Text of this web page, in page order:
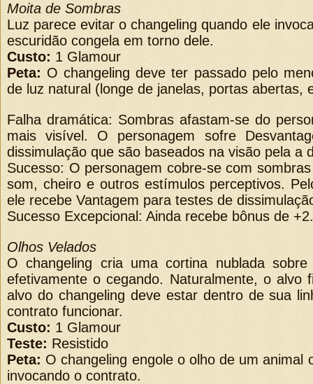
Moita de Sombras
Luz parece evitar o changeling quando ele
escuridão congela em torno dele.
Custo: 1 Glamour
Peta: O changeling deve ter passado pelo
de luz natural (longe de janelas, portas abertas,
Falha dramática: Sombras afastam-se do
mais visível. O personagem sofre
dissimulação que são baseados na visão pela a
Sucesso: O personagem cobre-se com
som, cheiro e outros estímulos perceptivos.
ele recebe Vantagem para testes de
Sucesso Excepcional: Ainda recebe bônus de +2.
Olhos Velados
O changeling cria uma cortina nublada
efetivamente o cegando. Naturalmente, o alvo
alvo do changeling deve estar dentro de sua
contrato funcionar.
Custo: 1 Glamour
Teste: Resistido
Peta: O changeling engole o olho de um animal
invocando o contrato.